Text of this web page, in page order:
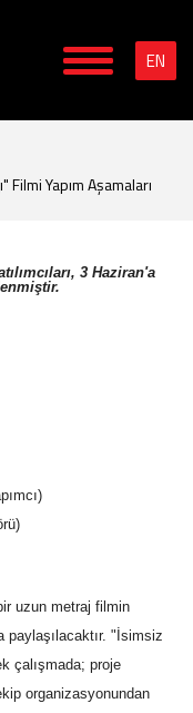
EN
Filmi Yapım Aşamaları
3 Haziran'a
uzun metraj filmin
paylaşılacaktır. "İsimsiz
çalışmada; proje
organizasyonundan